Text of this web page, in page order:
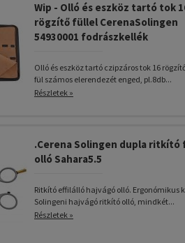
Wip - Olló és eszköz tartó tok
rögzítő füllel CerenaSolingen
54930001 fodrászkellék
Olló és eszköz tartó czipzáros tok 16
fül számos elerendezét enged, pl.8db...
Részletek »
.Cerena Solingen dupla ritkító
olló Sahara5.5
Ritkító effilálló hajvágó olló. Ergonómikus
Solingeni hajvágó ritkító olló, mindkét...
Részletek »